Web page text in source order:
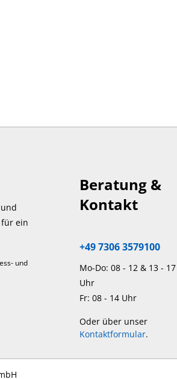
ein
und
Beratung &
Kontakt
+49 7306 3579100
Mo-Do: 08 - 12 & 13 - 17
Uhr
Fr: 08 - 14 Uhr
Oder über unser
Kontaktformular.